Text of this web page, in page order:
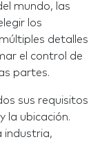
mundo, las
los
detalles
el control de
partes.
sus requisitos
la ubicación.
industria,